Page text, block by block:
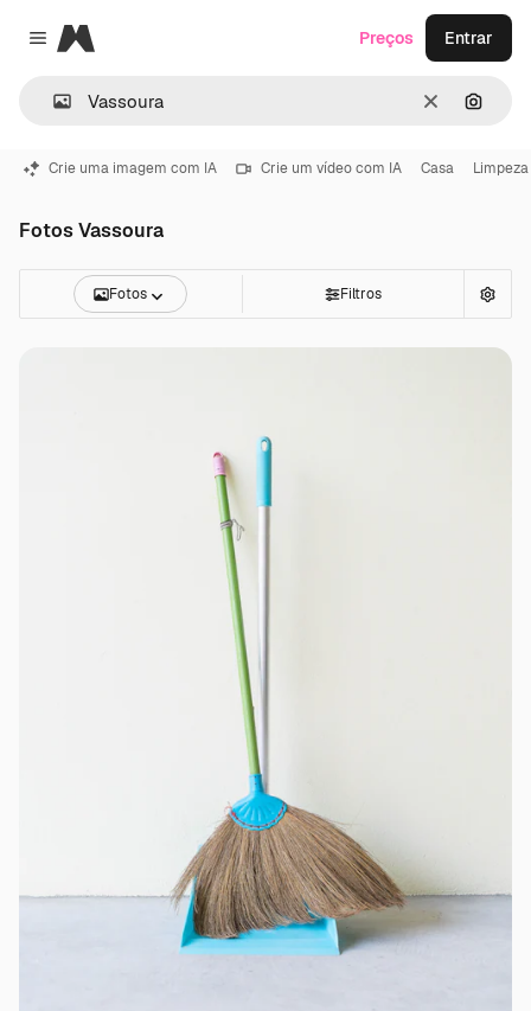
Close menu
Magnific
Limpar
Preços Entrar
Crie uma imagem com IA Crie um vídeo com IA Casa
Fotos Vassoura
Fotos Filtros